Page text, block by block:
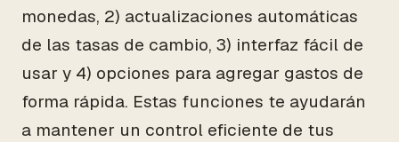
monedas, 2) actualizaciones automáticas
de las tasas de cambio, 3) interfaz fácil de
usar y 4) opciones para agregar gastos de
forma rápida. Estas funciones te ayudarán
a mantener un control eficiente de tus